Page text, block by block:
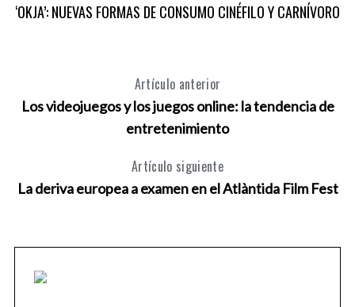
‘OKJA’: NUEVAS FORMAS DE CONSUMO CINÉFILO Y CARNÍVORO
Artículo anterior
Los videojuegos y los juegos online: la tendencia de
entretenimiento
Artículo siguiente
La deriva europea a examen en el Atlàntida Film Fest